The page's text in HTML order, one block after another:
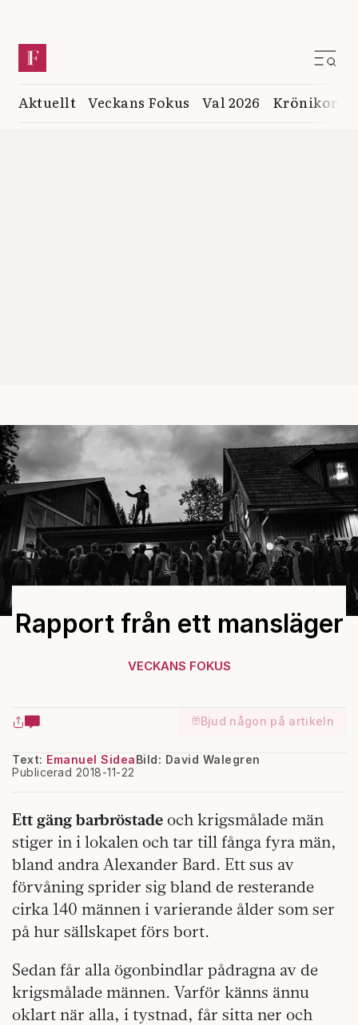
Aktuellt Veckans Fokus Val 2026 Krönikor
Rapport från ett mansläger
VECKANS FOKUS
Bjud någon på artikeln
Text: Emanuel Sidea
Publicerad 2018-11-22
Bild: David Walegren
Ett gäng barbröstade och krigsmålade män
stiger in i lokalen och tar till fånga fyra män,
bland andra Alexander Bard. Ett sus av
förvåning sprider sig bland de resterande
cirka 140 männen i varierande ålder som ser
på hur sällskapet förs bort.
Sedan får alla ögonbindlar pådragna av de
krigsmålade männen. Varför känns ännu
oklart när alla, i tystnad, får sitta ner och